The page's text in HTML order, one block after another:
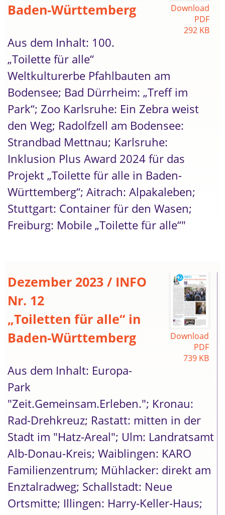
Download
PDF
292 KB
Baden-Württemberg
Aus dem Inhalt: 100.
„Toilette für alle“
Weltkulturerbe Pfahlbauten am
Bodensee; Bad Dürrheim: „Treff im
Park“; Zoo Karlsruhe: Ein Zebra weist
den Weg; Radolfzell am Bodensee:
Strandbad Mettnau; Karlsruhe:
Inklusion Plus Award 2024 für das
Projekt „Toilette für alle in Baden-
Württemberg“; Aitrach: Alpakaleben;
Stuttgart: Container für den Wasen;
Freiburg: Mobile „Toilette für alle“"
Download
PDF
739 KB
Dezember 2023 / INFO
Nr. 12
„Toiletten für alle“ in
Baden-Württemberg
Aus dem Inhalt: Europa-
Park
"Zeit.Gemeinsam.Erleben."; Kronau:
Rad-Drehkreuz; Rastatt: mitten in der
Stadt im "Hatz-Areal"; Ulm: Landratsamt
Alb-Donau-Kreis; Waiblingen: KARO
Familienzentrum; Mühlacker: direkt am
Enztalradweg; Schallstadt: Neue
Ortsmitte; Illingen: Harry-Keller-Haus;